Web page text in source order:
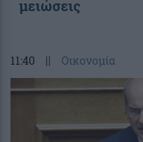
μειώσεις
11:40 || Οικονομία